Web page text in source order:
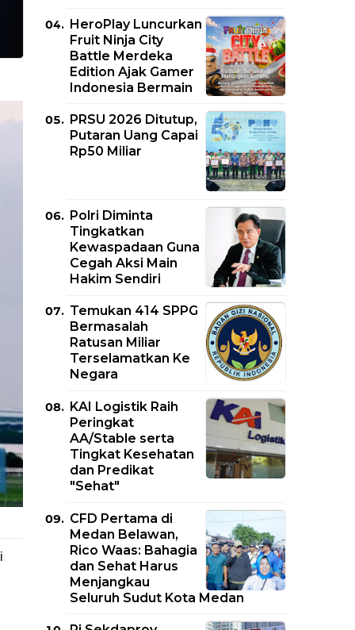
HeroPlay Luncurkan
Fruit Ninja City
Battle Merdeka
Edition Ajak Gamer
Indonesia Bermain
PRSU 2026 Ditutup,
Putaran Uang Capai
Rp50 Miliar
Polri Diminta
Tingkatkan
Kewaspadaan Guna
Cegah Aksi Main
Hakim Sendiri
Temukan 414 SPPG
Bermasalah
Ratusan Miliar
Terselamatkan Ke
Negara
KAI Logistik Raih
Peringkat
AA/Stable serta
Tingkat Kesehatan
dan Predikat
"Sehat"
CFD Pertama di
Medan Belawan,
Rico Waas: Bahagia
dan Sehat Harus
Menjangkau
Seluruh Sudut Kota Medan